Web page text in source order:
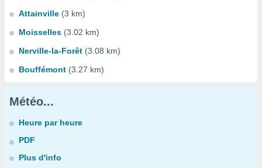
Attainville (3 km)
Moisselles (3.02 km)
Nerville-la-Forêt (3.08 km)
Bouffémont (3.27 km)
Météo...
Heure par heure
PDF
Plus d'info